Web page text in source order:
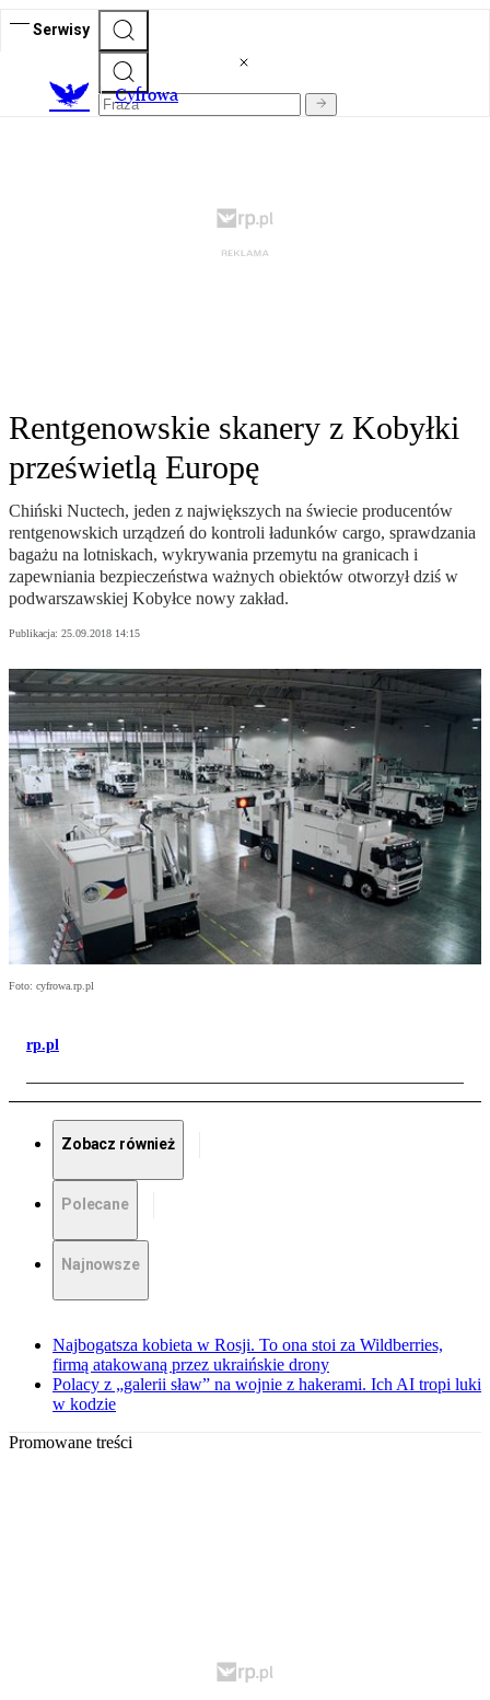
Serwisy
Cyfrowa
Rentgenowskie skanery z Kobyłki
prześwietlą Europę
Chiński Nuctech, jeden z największych na świecie producentów
rentgenowskich urządzeń do kontroli ładunków cargo, sprawdzania
bagażu na lotniskach, wykrywania przemytu na granicach i
zapewniania bezpieczeństwa ważnych obiektów otworzył dziś w
podwarszawskiej Kobyłce nowy zakład.
Publikacja: 25.09.2018 14:15
Foto: cyfrowa.rp.pl
rp.pl
Zobacz również
Polecane
Najnowsze
Najbogatsza kobieta w Rosji. To ona stoi za Wildberries,
firmą atakowaną przez ukraińskie drony
Polacy z „galerii sław” na wojnie z hakerami. Ich AI tropi luki
w kodzie
Promowane treści